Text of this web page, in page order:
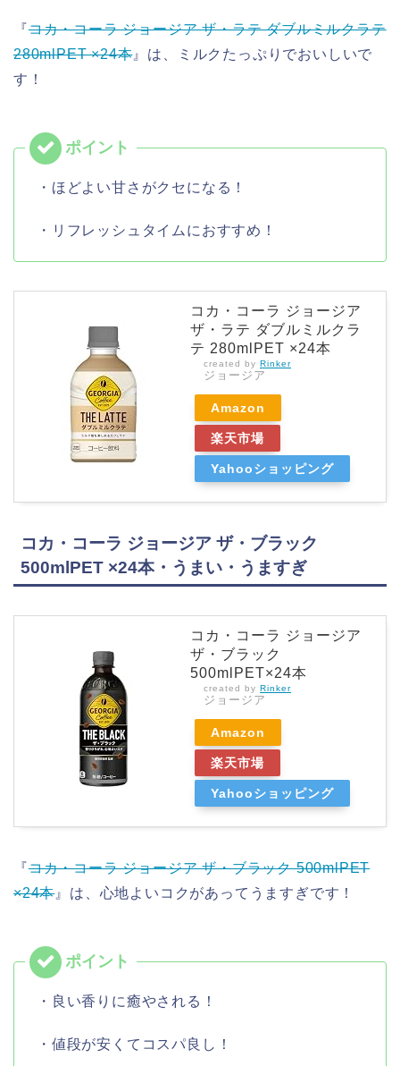
『コカ・コーラ ジョージア ザ・ラテ ダブルミルクラテ
280mlPET ×24本』は、ミルクたっぷりでおいしいで
す！
・ほどよい甘さがクセになる！
・リフレッシュタイムにおすすめ！
コカ・コーラ ジョージア
ザ・ラテ ダブルミルクラ
テ 280mlPET ×24本
created by Rinker
ジョージア
Amazon
楽天市場
Yahooショッピング
コカ・コーラ ジョージア ザ・ブラック
500mlPET ×24本・うまい・うますぎ
コカ・コーラ ジョージア
ザ・ブラック
500mlPET×24本
created by Rinker
ジョージア
Amazon
楽天市場
Yahooショッピング
『コカ・コーラ ジョージア ザ・ブラック 500mlPET
×24本』は、心地よいコクがあってうますぎです！
・良い香りに癒やされる！
・値段が安くてコスパ良し！